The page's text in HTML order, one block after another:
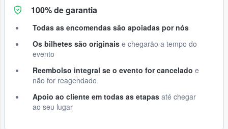
100% de garantia
Todas as encomendas são apoiadas por nós
Os bilhetes são originais e chegarão a tempo do
evento
Reembolso integral se o evento for cancelado e
não for reagendado
Apoio ao cliente em todas as etapas até chegar
ao seu lugar